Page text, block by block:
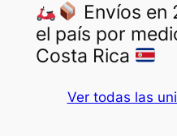
Envíos en
el país por
Costa Rica
Ver todas las